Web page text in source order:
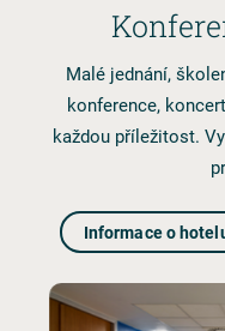
Malé jednání,
konference,
každou příležitost.
Informace o